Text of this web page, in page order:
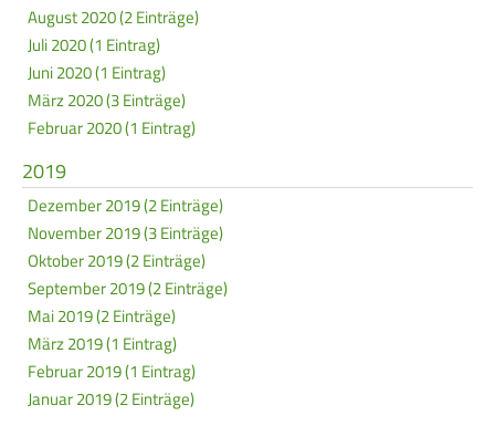
August 2020 (2 Einträge)
Juli 2020 (1 Eintrag)
Juni 2020 (1 Eintrag)
März 2020 (3 Einträge)
Februar 2020 (1 Eintrag)
2019
Dezember 2019 (2 Einträge)
November 2019 (3 Einträge)
Oktober 2019 (2 Einträge)
September 2019 (2 Einträge)
Mai 2019 (2 Einträge)
März 2019 (1 Eintrag)
Februar 2019 (1 Eintrag)
Januar 2019 (2 Einträge)